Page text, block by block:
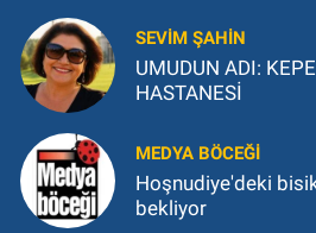
SEVIM ŞAHIN
UMUDUN ADI:
HASTANESİ
MEDYA BÖCEĞI
Hoşnudiye'deki
bekliyor